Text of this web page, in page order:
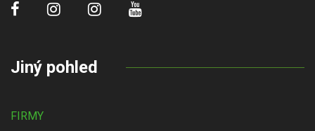
Jiný pohled
FIRMY